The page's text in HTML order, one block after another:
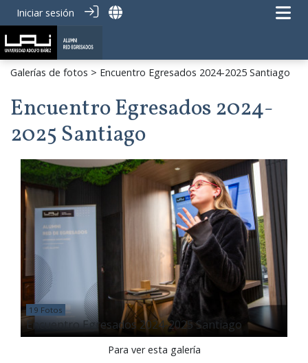
Iniciar sesión
Galerías de fotos > Encuentro Egresados 2024-2025 Santiago
Encuentro Egresados 2024-
2025 Santiago
19 Fotos
Encuentro Egresados 2024-2025 Santiago
Para ver esta galería